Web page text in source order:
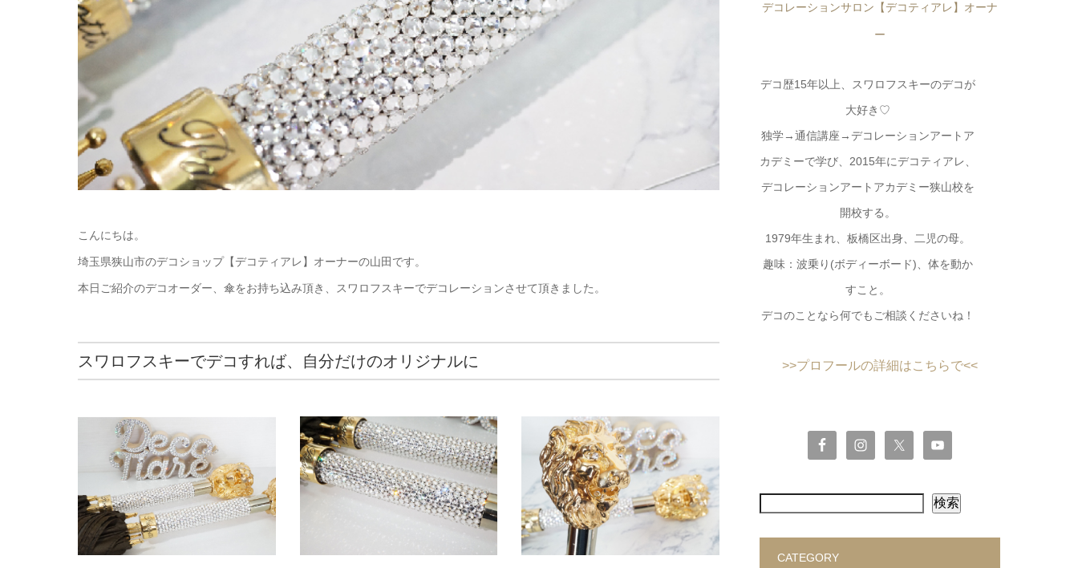
こんにちは。
埼玉県狭山市のデコショップ【デコティアレ】オーナーの山田です。
本日ご紹介のデコオーダー、傘をお持ち込み頂き、スワロフスキーでデコレーションさせて頂きました。
スワロフスキーでデコすれば、自分だけのオリジナルに
デコレーションサロン【デコティアレ】オーナ
ー
デコ歴15年以上、スワロフスキーのデコが
大好き♡
独学→通信講座→デコレーションアートア
カデミーで学び、2015年にデコティアレ、
デコレーションアートアカデミー狭山校を
開校する。
1979年生まれ、板橋区出身、二児の母。
趣味：波乗り(ボディーボード)、体を動か
すこと。
デコのことなら何でもご相談くださいね！
>>プロフールの詳細はこちらで<<
検索
CATEGORY